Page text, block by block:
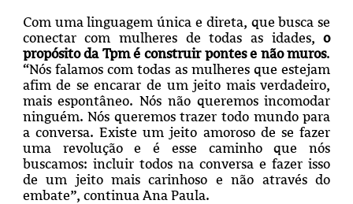
Com uma linguagem única e direta, que busca se
conectar com mulheres de todas as idades,o
propósito da Tpm é construir pontes e não muros.
“Nós falamos com todas as mulheres que estejam
afim de se encarar de um jeito mais verdadeiro,
mais espontâneo. Nós não queremos incomodar
ninguém. Nós queremos trazer todo mundo para
a conversa. Existe um jeito amoroso de se fazer
uma revolução e é esse caminho que nós
buscamos: incluir todos na conversa e fazer isso
de um jeito mais carinhoso e não através do
embate”, continua Ana Paula.